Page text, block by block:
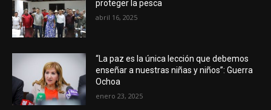
proteger la pesca
abril 16, 2025
“La paz es la única lección que debemos
enseñar a nuestras niñas y niños”: Guerra
Ochoa
enero 23, 2025